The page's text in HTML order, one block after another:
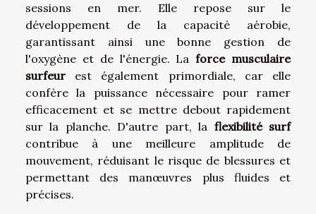
sessions en mer. Elle repose sur le
développement de la capacité aérobie,
garantissant ainsi une bonne gestion de
l'oxygène et de l'énergie. Laforce musculaire
surfeur est également primordiale, car elle
confère la puissance nécessaire pour ramer
efficacement et se mettre debout rapidement
sur la planche. D'autre part, la flexibilité surf
contribue à une meilleure amplitude de
mouvement, réduisant le risque de blessures et
permettant des manœuvres plus fluides et
précises.